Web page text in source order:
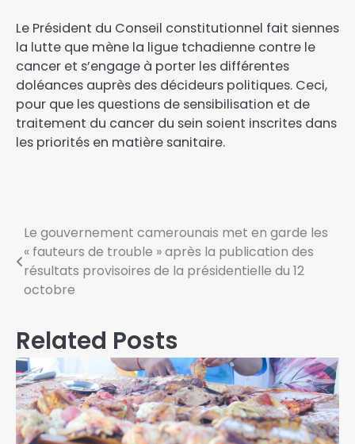
‎Le Président du Conseil constitutionnel fait siennes
la lutte que mène la ligue tchadienne contre le
cancer et s’engage à porter les différentes
doléances auprès des décideurs politiques. Ceci,
pour que les questions de sensibilisation et de
traitement du cancer du sein soient inscrites dans
les priorités en matière sanitaire.
Le gouvernement camerounais met en garde les
« fauteurs de trouble » après la publication des
résultats provisoires de la présidentielle du 12
octobre
Related Posts